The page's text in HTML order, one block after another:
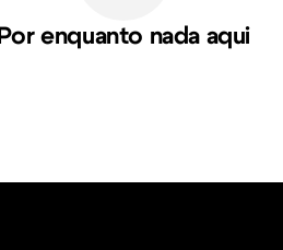
Por enquanto nada aqui